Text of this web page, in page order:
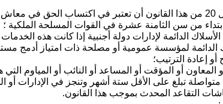
الدائمة لمؤسسة عمومية أو مصلحة ذات امتياز أدمج
إعادة الترتيب؛
المعاون أو المؤقت أو المساعد أو النائب أو
مدة متواصلة تبلغ على الأقل ستة أشهر وتنجز في
التقاعد المحدث بموجب هذا القانون.